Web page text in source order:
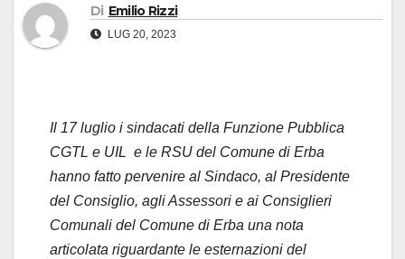
Di Emilio Rizzi
LUG 20, 2023
Il 17 luglio i sindacati della Funzione Pubblica
CGTL e UIL e le RSU del Comune di Erba
hanno fatto pervenire al Sindaco, al Presidente
del Consiglio, agli Assessori e ai Consiglieri
Comunali del Comune di Erba una nota
articolata riguardante le esternazioni del